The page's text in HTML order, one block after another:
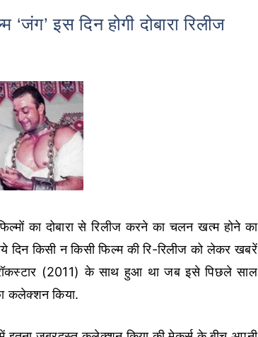
इस दिन होगी दोबारा रिलीज
का दोबारा से रिलीज करने का चलन खत्म होने का
दिन किसी न किसी फिल्म की रि-रिलीज को लेकर खबरें
(2011) के साथ हुआ था जब इसे पिछले साल
कलेक्शन किया.